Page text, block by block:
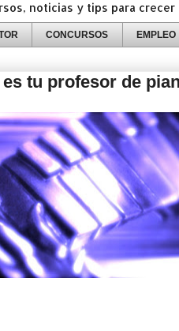
noticias y tips para
CONCURSOS EMPLEO
tu profesor de